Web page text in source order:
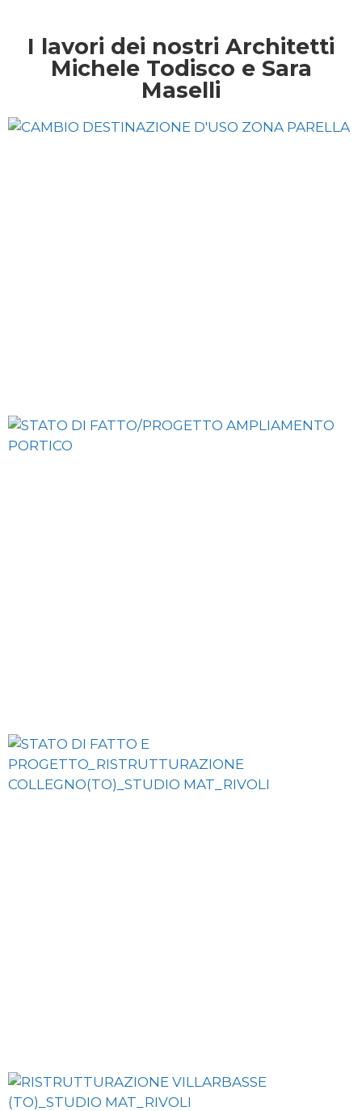
I lavori dei nostri Architetti
Michele Todisco e Sara
Maselli